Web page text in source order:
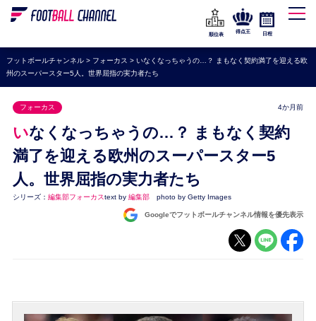
WEリーグ
海外サッカー
プレミアリーグ
ラ・リーガ
セリエA
ブンデスリーガ
UEFA
ナショナルチーム
順位表
得点王 日程
フットボールチャンネル> フォーカス > いなくなっちゃうの…？ まもなく契約満了を迎える欧
州のスーパースター5人。世界屈指の実力者たち
フォーカス 4か月前
いなくなっちゃうの…？ まもなく契約
満了を迎える欧州のスーパースター5
人。世界屈指の実力者たち
シリーズ： 編集部フォーカスtext by 編集部 photo by Getty Images
Googleでフットボールチャンネル情報を優先表示